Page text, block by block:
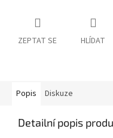
ZEPTAT SE HLÍDAT
Popis Diskuze
Detailní popis